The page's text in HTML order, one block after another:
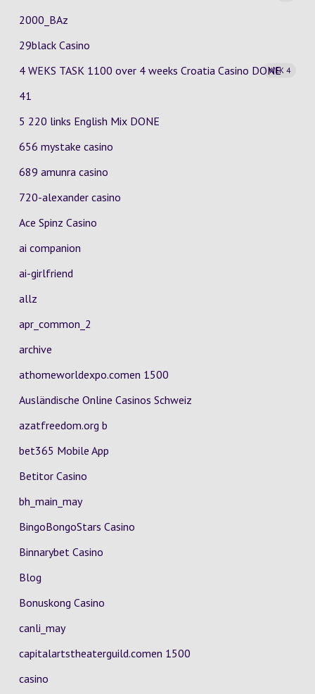
2000_BAz
29black Casino
4 WEKS TASK 1100 over 4 weeks Croatia Casino
WEK 4
DONE
41
5 220 links English Mix DONE
656 mystake casino
689 amunra casino
720-alexander casino
Ace Spinz Casino
ai companion
ai-girlfriend
allz
apr_common_2
archive
athomeworldexpo.comen 1500
Ausländische Online Casinos Schweiz
azatfreedom.org b
bet365 Mobile App
Betitor Casino
bh_main_may
BingoBongoStars Casino
Binnarybet Casino
Blog
Bonuskong Casino
canli_may
capitalartstheaterguild.comen 1500
casino